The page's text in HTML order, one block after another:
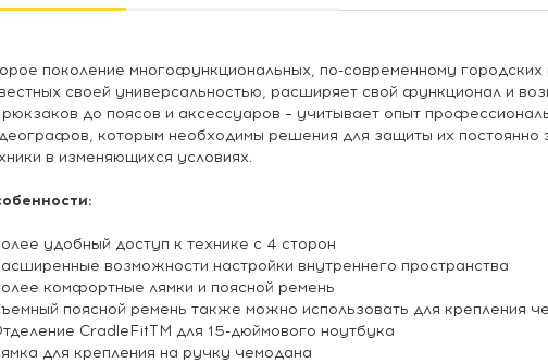
поколение многофункциональных, по-современному
своей универсальностью, расширяет свой функционал и
рюкзаков до поясов и аксессуаров – учитывает опыт
которым необходимы решения для защиты их
в изменяющихся условиях.
удобный доступ к технике с 4 сторон
возможности настройки внутреннего пространства
комфортные лямки и поясной ремень
поясной ремень также можно использовать для крепления
CradleFitTM для 15-дюймового ноутбука
для крепления на ручку чемодана